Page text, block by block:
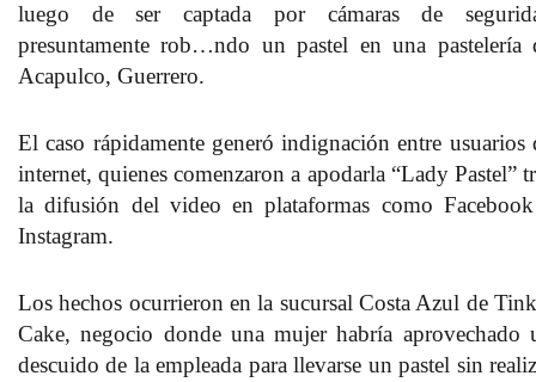
luego de ser captada por cámaras de
presuntamente rob…ndo un pastel en una pastelería
Acapulco, Guerrero.
El caso rápidamente generó indignación entre usuarios
internet, quienes comenzaron a apodarla “Lady Pastel”
la difusión del video en plataformas como
Instagram.
Los hechos ocurrieron en la sucursal Costa Azul de
Cake, negocio donde una mujer habría aprovechado
descuido de la empleada para llevarse un pastel sin